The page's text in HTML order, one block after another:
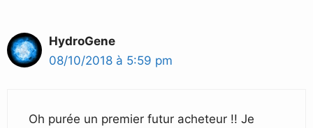
HydroGene
08/10/2018 à 5:59 pm
Oh purée un premier futur acheteur !! Je